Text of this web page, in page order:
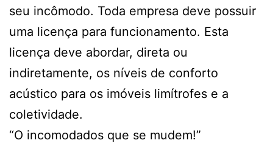
seu incômodo. Toda empresa deve possuir
uma licença para funcionamento. Esta
licença deve abordar, direta ou
indiretamente, os níveis de conforto
acústico para os imóveis limítrofes e a
coletividade.
“O incomodados que se mudem!”